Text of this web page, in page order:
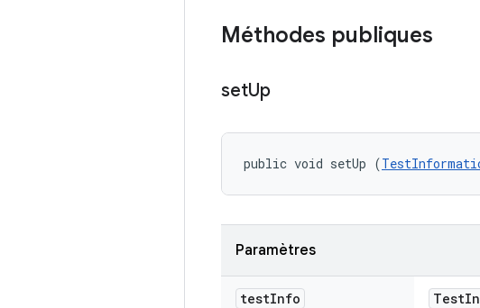
Méthodes publiques
setUp
public void setUp (
Paramètres
testInfo Test